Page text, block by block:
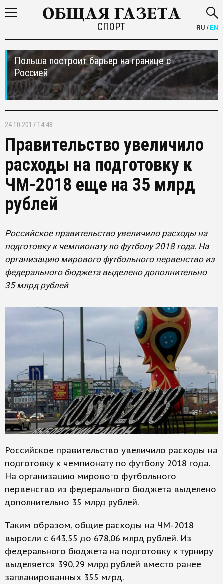
СПОРТ RU /EN
Польша построит барьер на границе с
Россией
24.10.2017 14:48
Правительство увеличило
расходы на подготовку к
ЧМ-2018 еще на 35 млрд
рублей
Российское правительство увеличило расходы на
подготовку к чемпионату по футболу 2018 года. На
организацию мирового футбольного первенство из
федерального бюджета выделено дополнительно
35 млрд рублей
Российское правительство увеличило расходы на
подготовку к чемпионату по футболу 2018 года.
На организацию мирового футбольного
первенство из федерального бюджета выделено
дополнительно 35 млрд рублей.
Таким образом, общие расходы на ЧМ-2018
выросли с 643,55 до 678,06 млрд рублей. Из
федерального бюджета на подготовку к турниру
выделяется 390,29 млрд рублей вместо ранее
запланированных 355 млрд.